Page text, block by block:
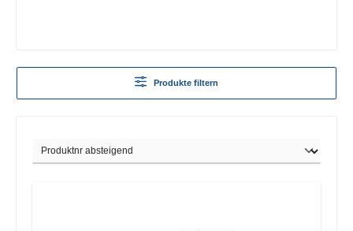
Produkte filtern